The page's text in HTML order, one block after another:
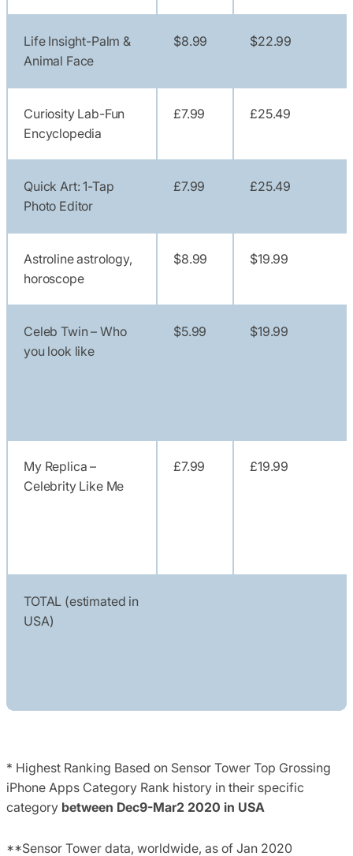
Life Insight-Palm &
Animal Face
$8.99 $22.99
Curiosity Lab-Fun
Encyclopedia
£7.99 £25.49
Quick Art: 1-Tap
Photo Editor
£7.99 £25.49
Astroline astrology,
horoscope
$8.99 $19.99
Celeb Twin – Who
you look like
$5.99 $19.99
My Replica –
Celebrity Like Me
£7.99 £19.99
TOTAL (estimated in
USA)
* Highest Ranking Based on Sensor Tower Top Grossing
iPhone Apps Category Rank history in their specific
category between Dec9-Mar2 2020 in USA
**Sensor Tower data, worldwide, as of Jan 2020